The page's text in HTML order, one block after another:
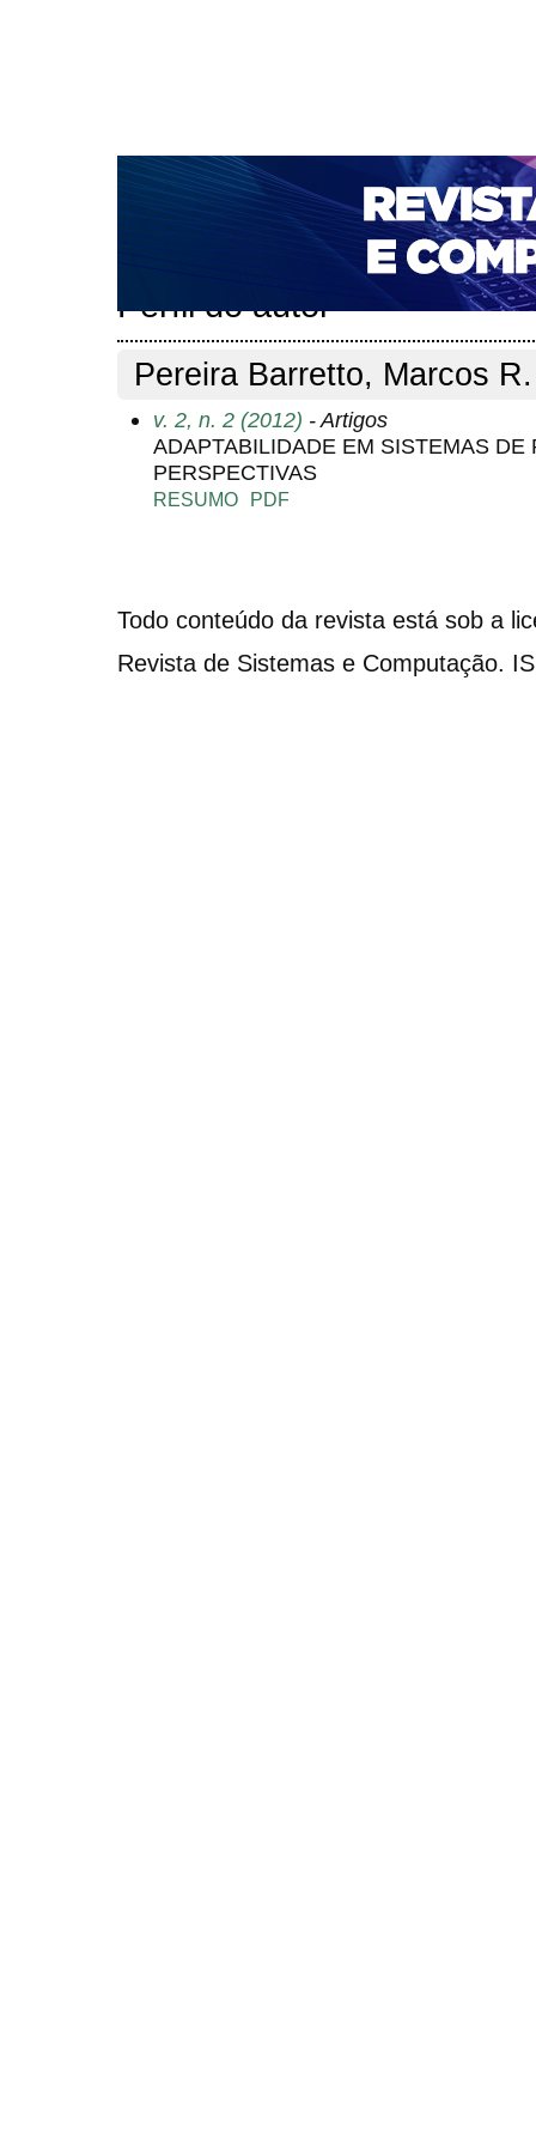
CAPA SOBRE ACESSO CADASTRO
NOTÍCIAS
PORTAL DE REVISTAS DA UNIFACS
PARA AVALIADORES
NOVA SUBMISSÃO
Perfil do autor
Pereira Barretto, Marcos R.
v. 2, n. 2 (2012) - Artigos
ADAPTABILIDADE EM SISTEMAS DE
PERSPECTIVAS
RESUMO PDF
Todo conteúdo da revista está sob a
Revista de Sistemas e Computação.